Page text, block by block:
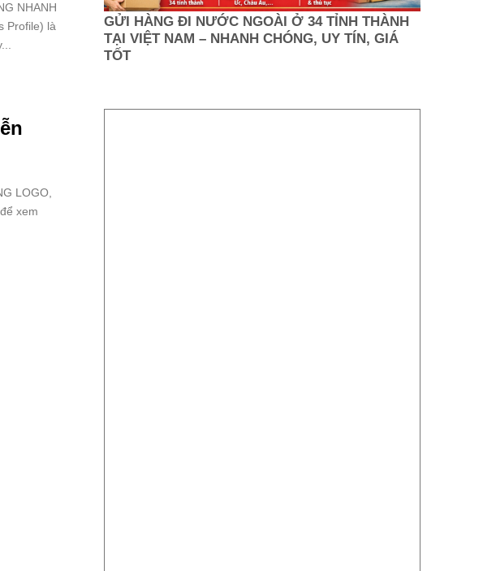
NHANH
Profile) là
LOGO,
xem
GỬI HÀNG ĐI NƯỚC NGOÀI Ở 34 TỈNH THÀNH
TẠI VIỆT NAM – NHANH CHÓNG, UY TÍN, GIÁ
TỐT